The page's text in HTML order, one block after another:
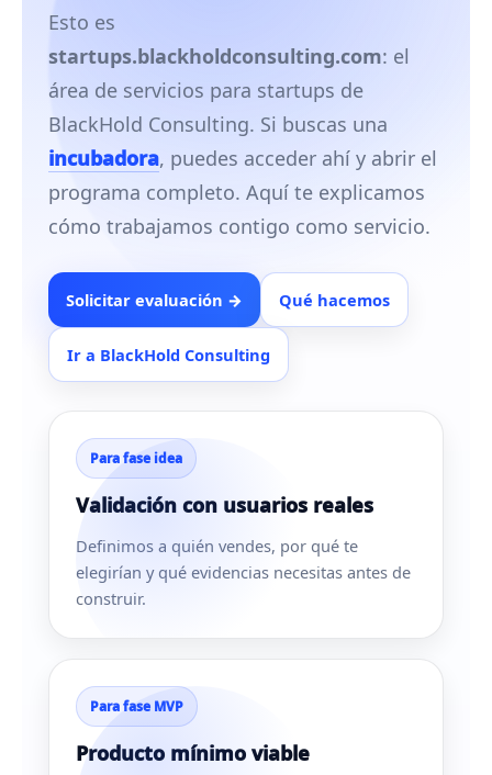
Esto es
startups.blackholdconsulting.com: el
área de servicios para startups de
BlackHold Consulting. Si buscas una
incubadora, puedes acceder ahí y abrir el
programa completo. Aquí te explicamos
cómo trabajamos contigo como servicio.
Solicitar evaluación → Qué hacemos
Ir a BlackHold Consulting
Para fase idea
Validación con usuarios reales
Definimos a quién vendes, por qué te
elegirían y qué evidencias necesitas antes de
construir.
Para fase MVP
Producto mínimo viable